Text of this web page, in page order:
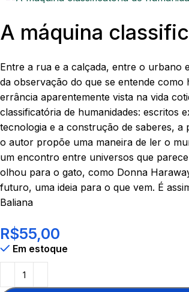
A máquina
Entre a rua e a calçada, entre o urbano
da observação do que se entende
errância aparentemente vista na vida
classificatória de humanidades: escritos
tecnologia e a construção de saberes, a
o autor propõe uma maneira de ler o
um encontro entre universos que
olhou para o gato, como Donna
futuro, uma ideia para o que vem. É
Baliana
R$55,00
Em estoque